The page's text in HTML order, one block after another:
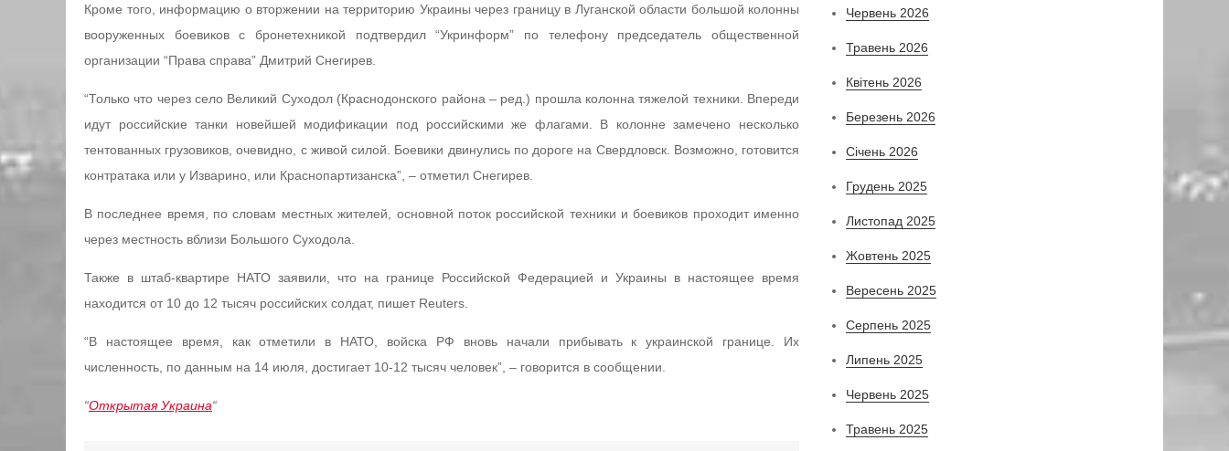
Кроме того, информацию о вторжении на территорию Украины через границу в Луганской области большой колонны
вооруженных боевиков с бронетехникой подтвердил “Укринформ” по телефону председатель общественной
организации “Права справа” Дмитрий Снегирев.
“Только что через село Великий Суходол (Краснодонского района – ред.) прошла колонна тяжелой техники. Впереди
идут российские танки новейшей модификации под российскими же флагами. В колонне замечено несколько
тентованных грузовиков, очевидно, с живой силой. Боевики двинулись по дороге на Свердловск. Возможно, готовится
контратака или у Изварино, или Краснопартизанска”, – отметил Снегирев.
В последнее время, по словам местных жителей, основной поток российской техники и боевиков проходит именно
через местность вблизи Большого Суходола.
Также в штаб-квартире НАТО заявили, что на границе Российской Федерацией и Украины в настоящее время
находится от 10 до 12 тысяч российских солдат, пишет Reuters.
“В настоящее время, как отметили в НАТО, войска РФ вновь начали прибывать к украинской границе. Их
численность, по данным на 14 июля, достигает 10-12 тысяч человек”, – говорится в сообщении.
“Открытая Украина“
Червень 2026
Травень 2026
Квітень 2026
Березень 2026
Січень 2026
Грудень 2025
Листопад 2025
Жовтень 2025
Вересень 2025
Серпень 2025
Липень 2025
Червень 2025
Травень 2025